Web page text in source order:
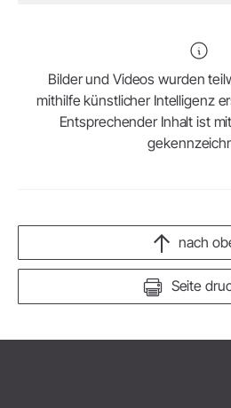
Bilder und Videos wurden
mithilfe künstlicher Intelligenz
Entsprechender Inhalt ist
Seite
nach